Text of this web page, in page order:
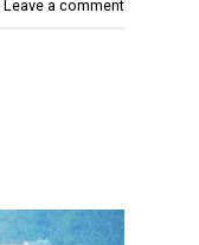
Leave a comment